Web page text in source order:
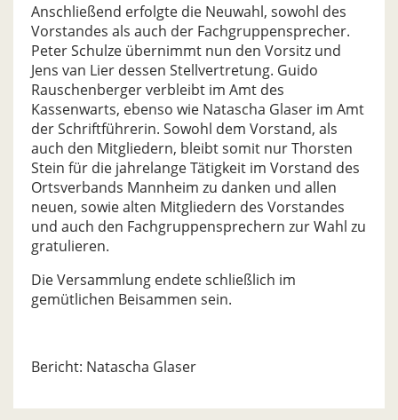
Anschließend erfolgte die Neuwahl, sowohl des
Vorstandes als auch der Fachgruppensprecher.
Peter Schulze übernimmt nun den Vorsitz und
Jens van Lier dessen Stellvertretung. Guido
Rauschenberger verbleibt im Amt des
Kassenwarts, ebenso wie Natascha Glaser im Amt
der Schriftführerin. Sowohl dem Vorstand, als
auch den Mitgliedern, bleibt somit nur Thorsten
Stein für die jahrelange Tätigkeit im Vorstand des
Ortsverbands Mannheim zu danken und allen
neuen, sowie alten Mitgliedern des Vorstandes
und auch den Fachgruppensprechern zur Wahl zu
gratulieren.
Die Versammlung endete schließlich im
gemütlichen Beisammen sein.
Bericht: Natascha Glaser